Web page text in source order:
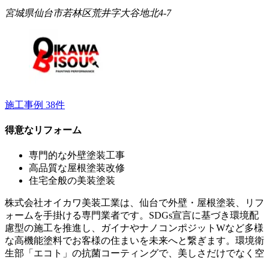
宮城県仙台市若林区荒井字大谷地北4-7
施工事例 38件
得意なリフォーム
専門的な外壁塗装工事
高品質な屋根塗装改修
住宅全般の美装塗装
株式会社オイカワ美装工業は、仙台で外壁・屋根塗装、リフ
ォームを手掛ける専門業者です。SDGs宣言に基づき環境配
慮型の施工を推進し、ガイナやナノコンポジットWなど多様
な高機能塗料でお客様の住まいを未来へと繋ぎます。環境衛
生部「エコト」の抗菌コーティングで、美しさだけでなく空